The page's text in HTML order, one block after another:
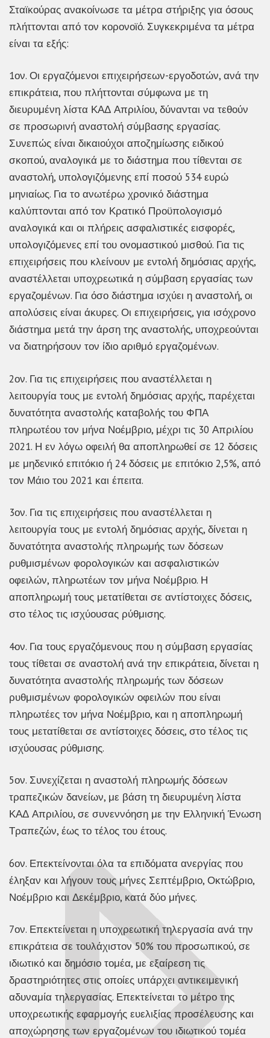
Σταϊκούρας ανακοίνωσε τα μέτρα στήριξης για όσους
πλήττονται από τον κορονοϊό. Συγκεκριμένα τα μέτρα
είναι τα εξής:
1ον. Οι εργαζόμενοι επιχειρήσεων-εργοδοτών, ανά την
επικράτεια, που πλήττονται σύμφωνα με τη
διευρυμένη λίστα ΚΑΔ Απριλίου, δύνανται να τεθούν
σε προσωρινή αναστολή σύμβασης εργασίας.
Συνεπώς είναι δικαιούχοι αποζημίωσης ειδικού
σκοπού, αναλογικά με το διάστημα που τίθενται σε
αναστολή, υπολογιζόμενης επί ποσού 534 ευρώ
μηνιαίως. Για το ανωτέρω χρονικό διάστημα
καλύπτονται από τον Κρατικό Προϋπολογισμό
αναλογικά και οι πλήρεις ασφαλιστικές εισφορές,
υπολογιζόμενες επί του ονομαστικού μισθού. Για τις
επιχειρήσεις που κλείνουν με εντολή δημόσιας αρχής,
αναστέλλεται υποχρεωτικά η σύμβαση εργασίας των
εργαζομένων. Για όσο διάστημα ισχύει η αναστολή, οι
απολύσεις είναι άκυρες. Οι επιχειρήσεις, για ισόχρονο
διάστημα μετά την άρση της αναστολής, υποχρεούνται
να διατηρήσουν τον ίδιο αριθμό εργαζομένων.
2ον. Για τις επιχειρήσεις που αναστέλλεται η
λειτουργία τους με εντολή δημόσιας αρχής, παρέχεται
δυνατότητα αναστολής καταβολής του ΦΠΑ
πληρωτέου τον μήνα Νοέμβριο, μέχρι τις 30 Απριλίου
2021. Η εν λόγω οφειλή θα αποπληρωθεί σε 12 δόσεις
με μηδενικό επιτόκιο ή 24 δόσεις με επιτόκιο 2,5%, από
τον Μάιο του 2021 και έπειτα.
3ον. Για τις επιχειρήσεις που αναστέλλεται η
λειτουργία τους με εντολή δημόσιας αρχής, δίνεται η
δυνατότητα αναστολής πληρωμής των δόσεων
ρυθμισμένων φορολογικών και ασφαλιστικών
οφειλών, πληρωτέων τον μήνα Νοέμβριο. Η
αποπληρωμή τους μετατίθεται σε αντίστοιχες δόσεις,
στο τέλος τις ισχύουσας ρύθμισης.
4ον. Για τους εργαζόμενους που η σύμβαση εργασίας
τους τίθεται σε αναστολή ανά την επικράτεια, δίνεται η
δυνατότητα αναστολής πληρωμής των δόσεων
ρυθμισμένων φορολογικών οφειλών που είναι
πληρωτέες τον μήνα Νοέμβριο, και η αποπληρωμή
τους μετατίθεται σε αντίστοιχες δόσεις, στο τέλος τις
ισχύουσας ρύθμισης.
5ον. Συνεχίζεται η αναστολή πληρωμής δόσεων
τραπεζικών δανείων, με βάση τη διευρυμένη λίστα
ΚΑΔ Απριλίου, σε συνεννόηση με την Ελληνική Ένωση
Τραπεζών, έως το τέλος του έτους.
6ον. Επεκτείνονται όλα τα επιδόματα ανεργίας που
έληξαν και λήγουν τους μήνες Σεπτέμβριο, Οκτώβριο,
Νοέμβριο και Δεκέμβριο, κατά δύο μήνες.
7ον. Επεκτείνεται η υποχρεωτική τηλεργασία ανά την
επικράτεια σε τουλάχιστον 50% του προσωπικού, σε
ιδιωτικό και δημόσιο τομέα, με εξαίρεση τις
δραστηριότητες στις οποίες υπάρχει αντικειμενική
αδυναμία τηλεργασίας. Επεκτείνεται το μέτρο της
υποχρεωτικής εφαρμογής ευελιξίας προσέλευσης και
αποχώρησης των εργαζομένων του ιδιωτικού τομέα